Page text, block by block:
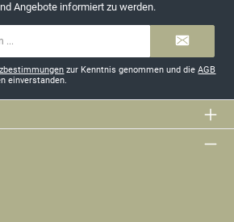
Angebote informiert zu werden.
zur Kenntnis genommen und dieAGB
einverstanden.